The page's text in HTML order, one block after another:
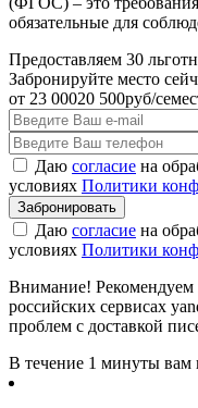
обязательные для
Предоставляем 30
Забронируйте место
от 23 00020 500руб/
Даю согласие на
условиях Политики
Даю согласие на
условиях Политики
Внимание! Рекомендуем
российских сервисах
проблем с доставкой
В течение 1 минуты вам